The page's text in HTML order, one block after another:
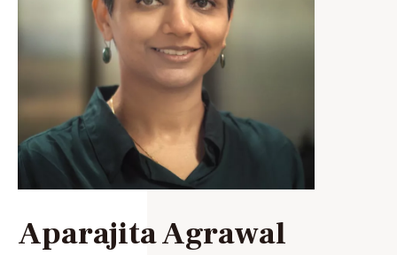
Aparajita Agrawal